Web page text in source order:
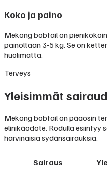
Koko ja paino
Mekong bobtail on
painoltaan 3-5 kg. Se on
huolimatta.
Terveys
Yleisimmät
Mekong bobtail on pääosin
elinikäodote. Rodulla esiintyy
harvinaisia sydänsairauksia.
Sairaus